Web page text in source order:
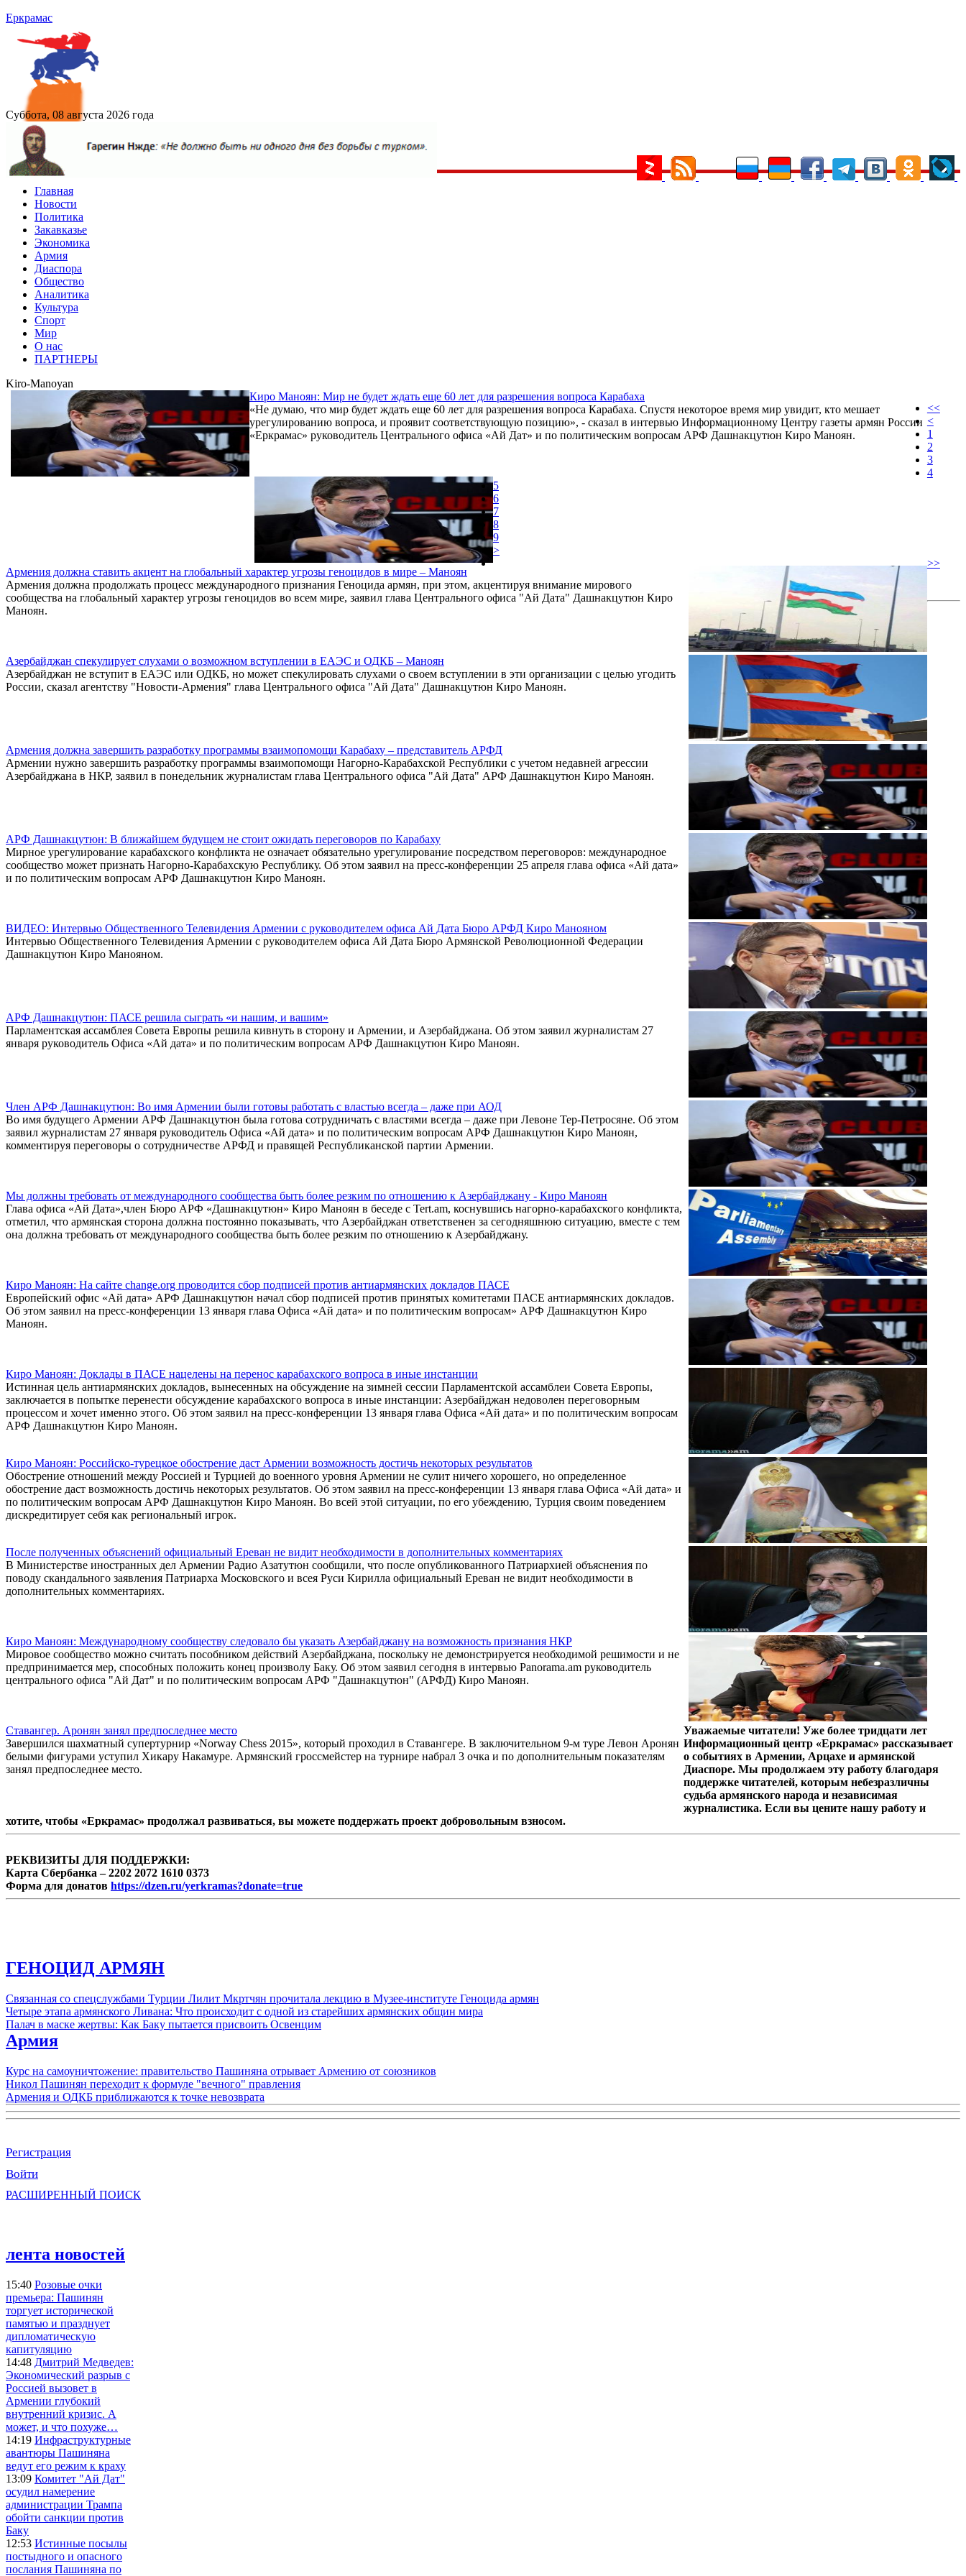
Еркрамас
Суббота, 08 августа 2026 года
Главная
Новости
Политика
Закавказье
Экономика
Армия
Диаспора
Общество
Аналитика
Культура
Спорт
Мир
О нас
ПАРТНЕРЫ
Kiro-Manoyan
Киро Маноян: Мир не будет ждать еще 60 лет для разрешения вопроса Карабаха
«Не думаю, что мир будет ждать еще 60 лет для разрешения вопроса Карабаха. Спустя некоторое время мир увидит, кто мешает
урегулированию вопроса, и проявит соответствующую позицию», - сказал в интервью Информационному Центру газеты армян России
«Еркрамас» руководитель Центрального офиса «Ай Дат» и по политическим вопросам АРФ Дашнакцутюн Киро Маноян.
Армения должна ставить акцент на глобальный характер угрозы геноцидов в мире – Маноян
Армения должна продолжать процесс международного признания Геноцида армян, при этом, акцентируя внимание мирового
сообщества на глобальный характер угрозы геноцидов во всем мире, заявил глава Центрального офиса "Ай Дата" Дашнакцутюн Киро
Маноян.
Азербайджан спекулирует слухами о возможном вступлении в ЕАЭС и ОДКБ – Маноян
Азербайджан не вступит в ЕАЭС или ОДКБ, но может спекулировать слухами о своем вступлении в эти организации с целью угодить
России, сказал агентству "Новости-Армения" глава Центрального офиса "Ай Дата" Дашнакцутюн Киро Маноян.
Армения должна завершить разработку программы взаимопомощи Карабаху – представитель АРФД
Армении нужно завершить разработку программы взаимопомощи Нагорно-Карабахской Республики с учетом недавней агрессии
Азербайджана в НКР, заявил в понедельник журналистам глава Центрального офиса "Ай Дата" АРФ Дашнакцутюн Киро Маноян.
АРФ Дашнакцутюн: В ближайшем будущем не стоит ожидать переговоров по Карабаху
Мирное урегулирование карабахского конфликта не означает обязательно урегулирование посредством переговоров: международное
сообщество может признать Нагорно-Карабахскую Республику. Об этом заявил на пресс-конференции 25 апреля глава офиса «Ай дата»
и по политическим вопросам АРФ Дашнакцутюн Киро Маноян.
ВИДЕО: Интервью Общественного Телевидения Армении с руководителем офиса Ай Дата Бюро АРФД Киро Манояном
Интервью Общественного Телевидения Армении с руководителем офиса Ай Дата Бюро Армянской Революционной Федерации
Дашнакцутюн Киро Манояном.
АРФ Дашнакцутюн: ПАСЕ решила сыграть «и нашим, и вашим»
Парламентская ассамблея Совета Европы решила кивнуть в сторону и Армении, и Азербайджана. Об этом заявил журналистам 27
января руководитель Офиса «Ай дата» и по политическим вопросам АРФ Дашнакцутюн Киро Маноян.
Член АРФ Дашнакцутюн: Во имя Армении были готовы работать с властью всегда – даже при АОД
Во имя будущего Армении АРФ Дашнакцутюн была готова сотрудничать с властями всегда – даже при Левоне Тер-Петросяне. Об этом
заявил журналистам 27 января руководитель Офиса «Ай дата» и по политическим вопросам АРФ Дашнакцутюн Киро Маноян,
комментируя переговоры о сотрудничестве АРФД и правящей Республиканской партии Армении.
Мы должны требовать от международного сообщества быть более резким по отношению к Азербайджану - Киро Маноян
Глава офиса «Ай Дата»,член Бюро АРФ «Дашнакцутюн» Киро Маноян в беседе с Tert.am, коснувшись нагорно-карабахского конфликта,
отметил, что армянская сторона должна постоянно показывать, что Азербайджан ответственен за сегодняшнюю ситуацию, вместе с тем
она должна требовать от международного сообщества быть более резким по отношению к Азербайджану.
Киро Маноян: На сайте change.org проводится сбор подписей против антиармянских докладов ПАСЕ
Европейский офис «Ай дата» АРФ Дашнакцутюн начал сбор подписей против принятых комитетами ПАСЕ антиармянских докладов.
Об этом заявил на пресс-конференции 13 января глава Офиса «Ай дата» и по политическим вопросам» АРФ Дашнакцутюн Киро
Маноян.
Киро Маноян: Доклады в ПАСЕ нацелены на перенос карабахского вопроса в иные инстанции
Истинная цель антиармянских докладов, вынесенных на обсуждение на зимней сессии Парламентской ассамблеи Совета Европы,
заключается в попытке перенести обсуждение карабахского вопроса в иные инстанции: Азербайджан недоволен переговорным
процессом и хочет именно этого. Об этом заявил на пресс-конференции 13 января глава Офиса «Ай дата» и по политическим вопросам
АРФ Дашнакцутюн Киро Маноян.
Киро Маноян: Российско-турецкое обострение даст Армении возможность достичь некоторых результатов
Обострение отношений между Россией и Турцией до военного уровня Армении не сулит ничего хорошего, но определенное
обострение даст возможность достичь некоторых результатов. Об этом заявил на пресс-конференции 13 января глава Офиса «Ай дата» и
по политическим вопросам АРФ Дашнакцутюн Киро Маноян. Во всей этой ситуации, по его убеждению, Турция своим поведением
дискредитирует себя как региональный игрок.
После полученных объяснений официальный Ереван не видит необходимости в дополнительных комментариях
В Министерстве иностранных дел Армении Радио Азатутюн сообщили, что после опубликованного Патриархией объяснения по
поводу скандального заявления Патриарха Московского и всея Руси Кирилла официальный Ереван не видит необходимости в
дополнительных комментариях.
Киро Маноян: Международному сообществу следовало бы указать Азербайджану на возможность признания НКР
Мировое сообщество можно считать пособником действий Азербайджана, поскольку не демонстрируется необходимой решимости и не
предпринимается мер, способных положить конец произволу Баку. Об этом заявил сегодня в интервью Panorama.am руководитель
центрального офиса "Ай Дат" и по политическим вопросам АРФ "Дашнакцутюн" (АРФД) Киро Маноян.
Ставангер. Аронян занял предпоследнее место
Завершился шахматный супертурнир «Norway Chess 2015», который проходил в Ставангере. В заключительном 9-м туре Левон Аронян
белыми фигурами уступил Хикару Накамуре. Армянский гроссмейстер на турнире набрал 3 очка и по дополнительным показателям
занял предпоследнее место.
<<
<
1
2
3
4
5
6
7
8
9
>
>>
Уважаемые читатели! Уже более тридцати лет
Информационный центр «Еркрамас» рассказывает
о событиях в Армении, Арцахе и армянской
Диаспоре. Мы продолжаем эту работу благодаря
поддержке читателей, которым небезразличны
судьба армянского народа и независимая
журналистика. Если вы цените нашу работу и
хотите, чтобы «Еркрамас» продолжал развиваться, вы можете поддержать проект добровольным взносом.
РЕКВИЗИТЫ ДЛЯ ПОДДЕРЖКИ:
Карта Сбербанка – 2202 2072 1610 0373
Форма для донатов https://dzen.ru/yerkramas?donate=true
ГЕНОЦИД АРМЯН
Связанная со спецслужбами Турции Лилит Мкртчян прочитала лекцию в Музее-институте Геноцида армян
Четыре этапа армянского Ливана: Что происходит с одной из старейших армянских общин мира
Палач в маске жертвы: Как Баку пытается присвоить Освенцим
Армия
Курс на самоуничтожение: правительство Пашиняна отрывает Армению от союзников
Никол Пашинян переходит к формуле "вечного" правления
Армения и ОДКБ приближаются к точке невозврата
Регистрация
Войти
РАСШИРЕННЫЙ ПОИСК
лента новостей
15:40 Розовые очки
премьера: Пашинян
торгует исторической
памятью и празднует
дипломатическую
капитуляцию
14:48 Дмитрий Медведев:
Экономический разрыв с
Россией вызовет в
Армении глубокий
внутренний кризис. А
может, и что похуже…
14:19 Инфраструктурные
авантюры Пашиняна
ведут его режим к краху
13:09 Комитет "Ай Дат"
осудил намерение
администрации Трампа
обойти санкции против
Баку
12:53 Истинные посылы
постыдного и опасного
послания Пашиняна по